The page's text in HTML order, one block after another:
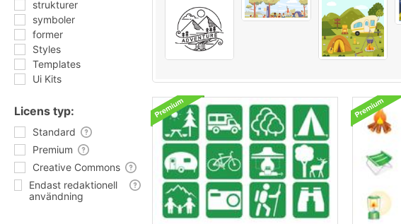
strukturer
symboler
former
Styles
Templates
Ui Kits
Licens typ:
Standard
Premium
Creative Commons
Endast redaktionell
användning